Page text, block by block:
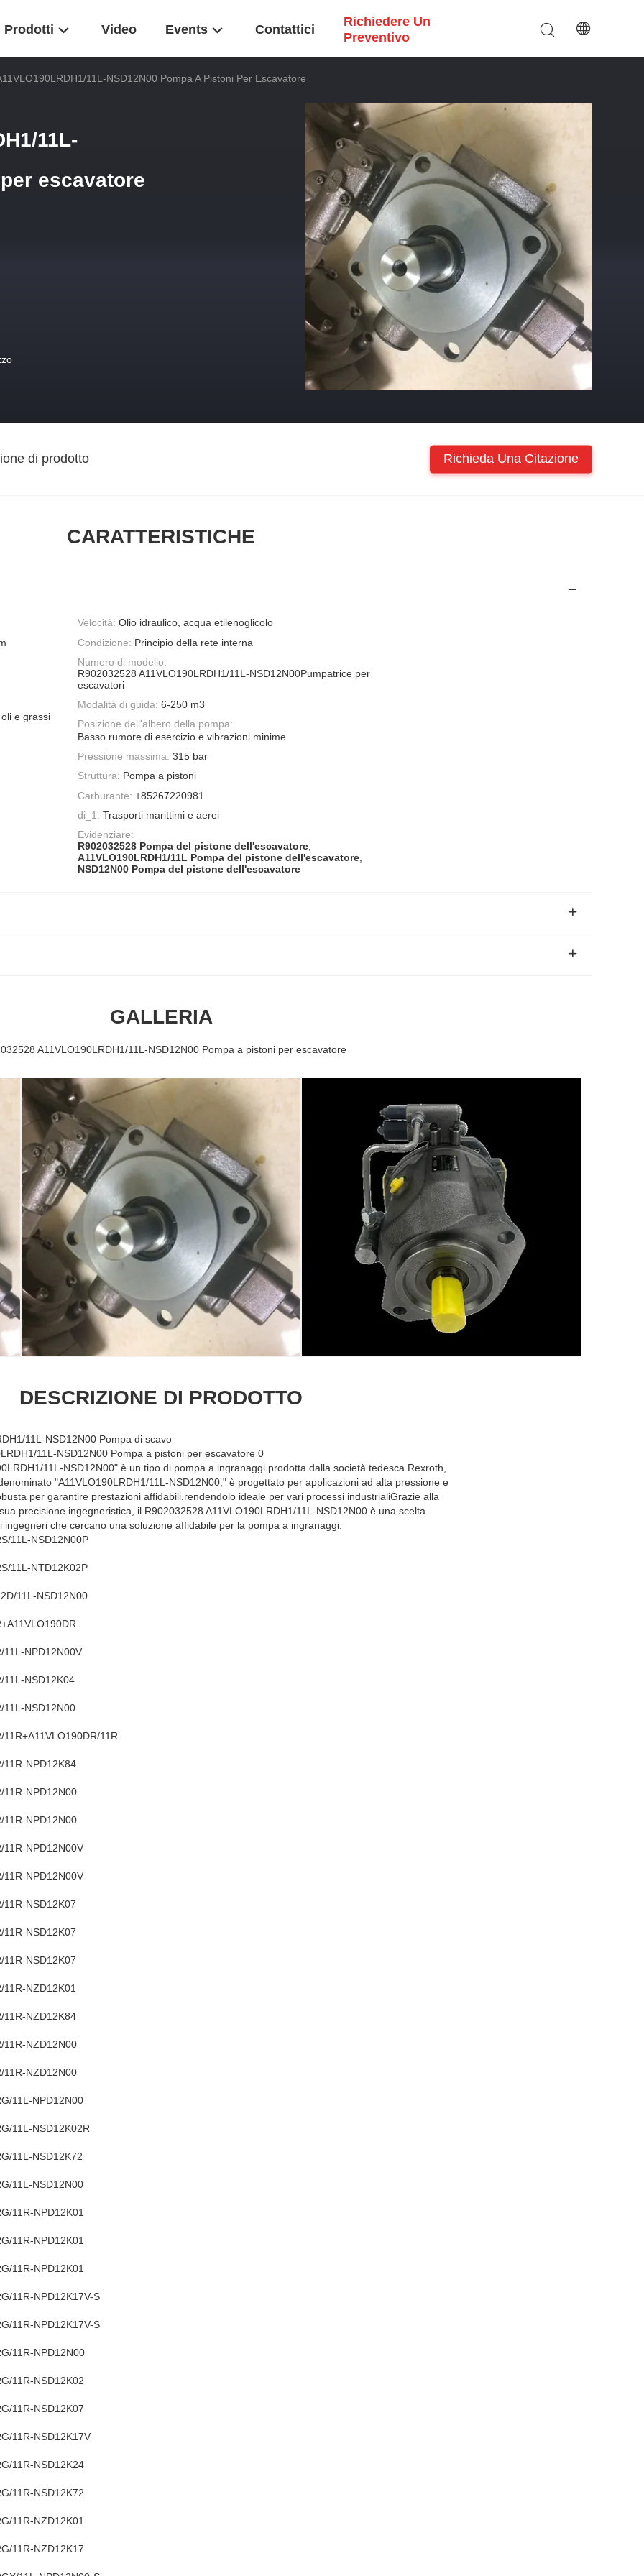
Prodotti Video Events Contattici
Richiedere Un
Preventivo
11L-NSD12N00 Pompa A Pistoni Per Escavatore
11L-
escavatore
di prodotto Richieda Una Citazione
CARATTERISTICHE
Velocità: Olio idraulico, acqua etilenoglicolo
Condizione: Principio della rete interna
Numero di modello:
R902032528 A11VLO190LRDH1/11L-NSD12N00Pumpatrice per
escavatori
e grassi
Modalità di guida: 6-250 m3
Posizione dell'albero della pompa:
Basso rumore di esercizio e vibrazioni minime
Pressione massima: 315 bar
Struttura: Pompa a pistoni
Carburante: +85267220981
di_1: Trasporti marittimi e aerei
Evidenziare:
R902032528 Pompa del pistone dell'escavatore,
A11VLO190LRDH1/11L Pompa del pistone dell'escavatore,
NSD12N00 Pompa del pistone dell'escavatore
GALLERIA
A11VLO190LRDH1/11L-NSD12N00 Pompa a pistoni per escavatore
DESCRIZIONE DI PRODOTTO
11L-NSD12N00 Pompa di scavo
11L-NSD12N00" è un tipo di pompa a ingranaggi prodotta dalla società tedesca Rexroth,
"A11VLO190LRDH1/11L-NSD12N00," è progettato per applicazioni ad alta pressione e
per garantire prestazioni affidabili.rendendolo ideale per vari processi industrialiGrazie alla
precisione ingegneristica, il R902032528 A11VLO190LRDH1/11L-NSD12N00 è una scelta
che cercano una soluzione affidabile per la pompa a ingranaggi.
11L-NSD12N00P
11L-NTD12K02P
11L-NSD12N00
11L-NPD12N00V
11L-NSD12K04
11L-NSD12N00
11R+A11VLO190DR/11R
11R-NPD12K84
11R-NPD12N00
11R-NPD12N00
11R-NPD12N00V
11R-NPD12N00V
11R-NSD12K07
11R-NSD12K07
11R-NSD12K07
11R-NZD12K01
11R-NZD12K84
11R-NZD12N00
11R-NZD12N00
11L-NPD12N00
11L-NSD12K02R
11L-NSD12K72
11L-NSD12N00
11R-NPD12K01
11R-NPD12K01
11R-NPD12K01
11R-NPD12K17V-S
11R-NPD12K17V-S
11R-NPD12N00
11R-NSD12K02
11R-NSD12K07
11R-NSD12K17V
11R-NSD12K24
11R-NSD12K72
11R-NZD12K01
11R-NZD12K17